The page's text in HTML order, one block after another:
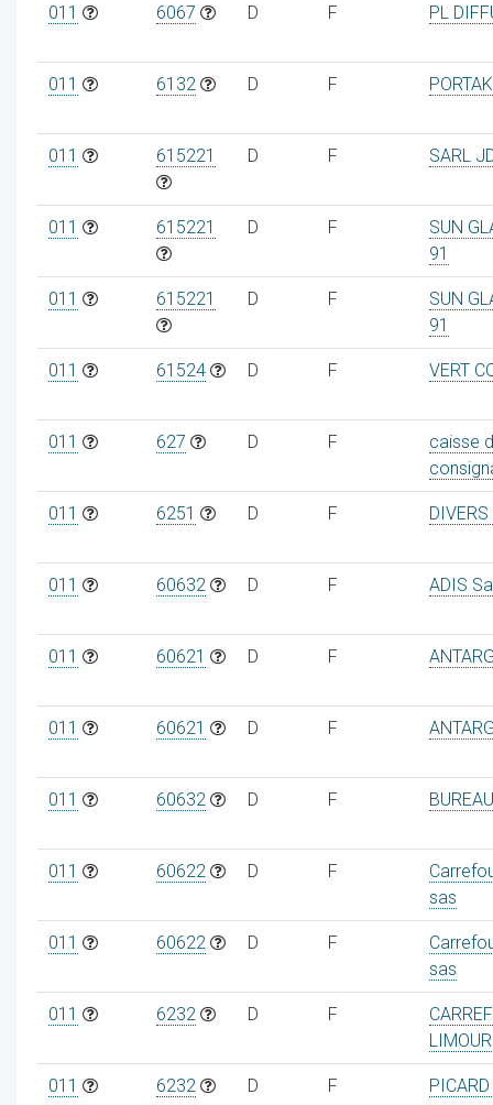
011 6067 D F PL
011 6132 D F
011 615221 D F SARL
011 615221 D F
SUN
91
011 615221 D F
SUN
91
011 61524 D F VERT
011 627 D F
caisse
011 6251 D F
011 60632 D F ADIS
011 60621 D F
011 60621 D F
011 60632 D F
011 60622 D F
sas
011 60622 D F
sas
011 6232 D F
011 6232 D F